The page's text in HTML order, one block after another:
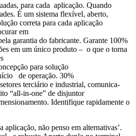
para cada aplicação. Quando
É um sistema flexível, aberto,
correta para cada aplicação
em
garantia do fabricante. Garante 100%
em um único produto – o que o torna
para solução
de operação. 30%
terciário e industrial, comunica-
“all-in-one” de disjuntor
Identifique rapidamente o
não penso em alternativas’.